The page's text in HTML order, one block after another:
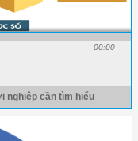
00:00
nghiệp cần tìm hiểu